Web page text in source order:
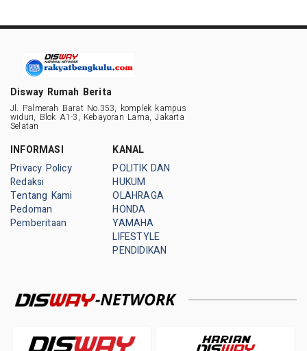
Disway Rumah Berita
Jl. Palmerah Barat No.353, komplek kampus
widuri, Blok A1-3, Kebayoran Lama, Jakarta
Selatan
INFORMASI
Privacy Policy
Redaksi
Tentang Kami
Pedoman
Pemberitaan
KANAL
POLITIK DAN
HUKUM
OLAHRAGA
HONDA
YAMAHA
LIFESTYLE
PENDIDIKAN